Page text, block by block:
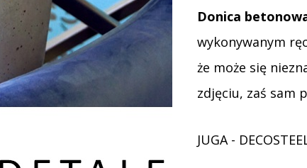
Donica
wykonywanym
że może się
zdjęciu, zaś sam
JUGA -